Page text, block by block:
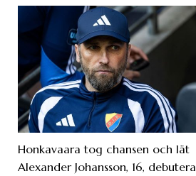
Honkavaara tog chansen och lät
Alexander Johansson, 16, debutera